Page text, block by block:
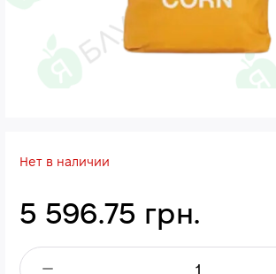
Нет в наличии
5 596.75 грн.